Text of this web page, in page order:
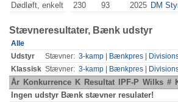
Dødløft, enkelt
230 93 2025 DM
Stævneresultater, Bænk udstyr
Alle
Udstyr
Stævner: 3-kamp Bænkpres
Klassisk Stævner: 3-kamp Bænkpres
År Konkurrence K Resultat IPF-P Wilks #
Ingen udstyr Bænk stævner resulater!